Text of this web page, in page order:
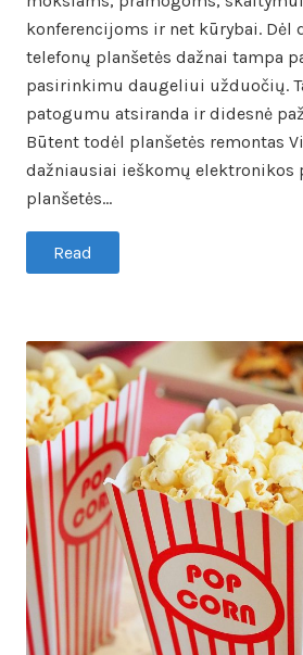
konferencijoms ir net kūrybai. Dėl
telefonų planšetės dažnai tampa
pasirinkimu daugeliui užduočių.
patogumu atsiranda ir didesnė
Būtent todėl planšetės remontas
dažniausiai ieškomų elektronikos
planšetės…
Read